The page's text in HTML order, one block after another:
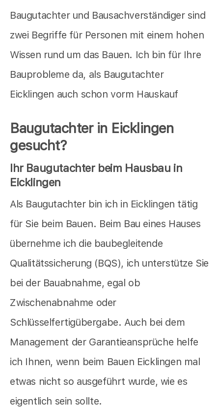
Baugutachter und Bausachverständiger sind
zwei Begriffe für Personen mit einem hohen
Wissen rund um das Bauen. Ich bin für Ihre
Bauprobleme da, als Baugutachter
Eicklingen auch schon vorm Hauskauf
Baugutachter in Eicklingen
gesucht?
Ihr Baugutachter beim Hausbau in
Eicklingen
Als Baugutachter bin ich in Eicklingen tätig
für Sie beim Bauen. Beim Bau eines Hauses
übernehme ich die baubegleitende
Qualitätssicherung (BQS), ich unterstütze Sie
bei der Bauabnahme, egal ob
Zwischenabnahme oder
Schlüsselfertigübergabe. Auch bei dem
Management der Garantieansprüche helfe
ich Ihnen, wenn beim Bauen Eicklingen mal
etwas nicht so ausgeführt wurde, wie es
eigentlich sein sollte.